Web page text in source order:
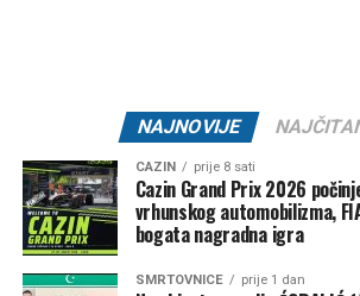
NAJNOVIJE
CAZIN prije 8 sati
Cazin Grand Prix 2026
vrhunskog automobilizma,
bogata nagradna igra
SMRTOVNICE prije 1 dan